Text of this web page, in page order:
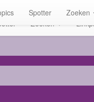
Zoeken
Spotter Zoeken